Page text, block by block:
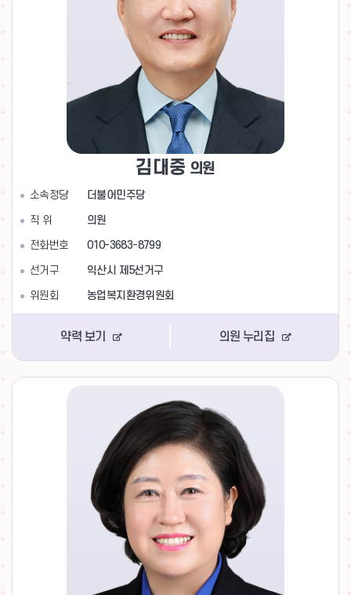
김대중 의원
소속정당 더불어민주당
직 위 의원
전화번호 010-3683-8799
선거구 익산시 제5선거구
위원회 농업복지환경위원회
약력 보기 의원 누리집